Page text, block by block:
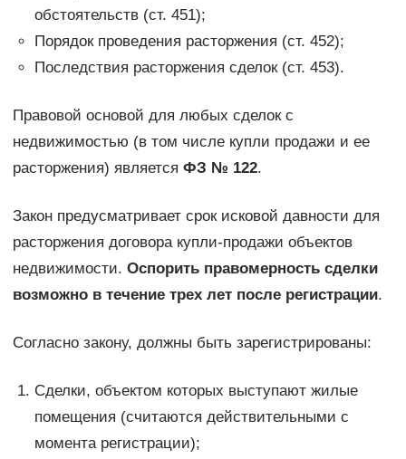
обстоятельств (ст. 451);
Порядок проведения расторжения (ст. 452);
Последствия расторжения сделок (ст. 453).
Правовой основой для любых сделок с
недвижимостью (в том числе купли продажи и ее
расторжения) является ФЗ № 122.
Закон предусматривает срок исковой давности для
расторжения договора купли-продажи объектов
недвижимости. Оспорить правомерность сделки
возможно в течение трех лет после регистрации.
Согласно закону, должны быть зарегистрированы:
Сделки, объектом которых выступают жилые
помещения (считаются действительными с
момента регистрации);